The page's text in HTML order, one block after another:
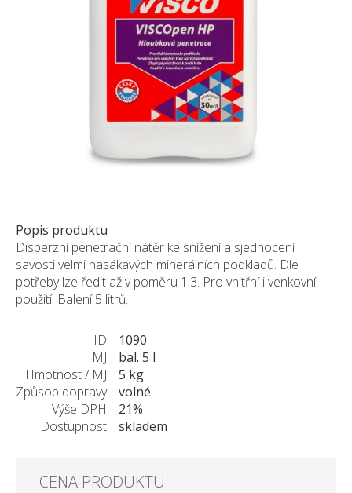
Kamenné bloky
Výrobky z kamene na zakázku
BERA GRAVEL FIX
Creative Floor
KAMENNÉ DLAŽBY, OBKLADY
MLATOVÉ POVRCHY
ZAKÁZKY NA MÍRU
VÝPRODEJ
KONTAKT
Popis produktu
Disperzní penetrační nátěr ke snížení a sjednocení
savosti velmi nasákavých minerálních podkladů. Dle
potřeby lze ředit až v poměru 1:3. Pro vnitřní i venkovní
použití. Balení 5 litrů.
ID
1090
MJ
bal. 5 l
Hmotnost / MJ
5 kg
Způsob dopravy
volné
Výše DPH
21%
Dostupnost
skladem
CENA PRODUKTU